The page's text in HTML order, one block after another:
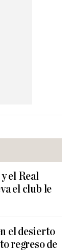
el Real
el club le
el desierto
regreso de